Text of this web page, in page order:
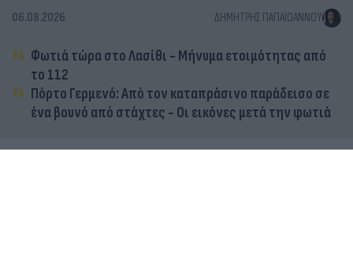
06.08.2026 ΔΗΜΉΤΡΗΣ ΠΑΠΑΪΩΆΝΝΟΥ
Φωτιά τώρα στο Λασίθι - Μήνυμα ετοιμότητας από
το 112
Πόρτο Γερμενό: Από τον καταπράσινο παράδεισο σε
ένα βουνό από στάχτες - Οι εικόνες μετά την φωτιά